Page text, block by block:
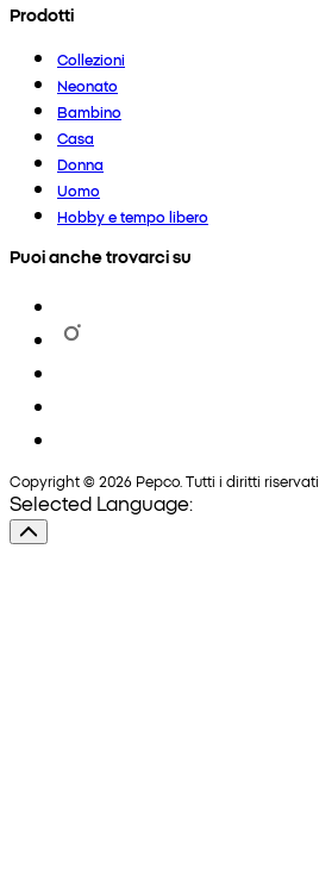
Prodotti
Collezioni
Neonato
Bambino
Casa
Donna
Uomo
Hobby e tempo libero
Puoi anche trovarci su
Copyright © 2026 Pepco. Tutti i diritti riservati.
Selected Language: